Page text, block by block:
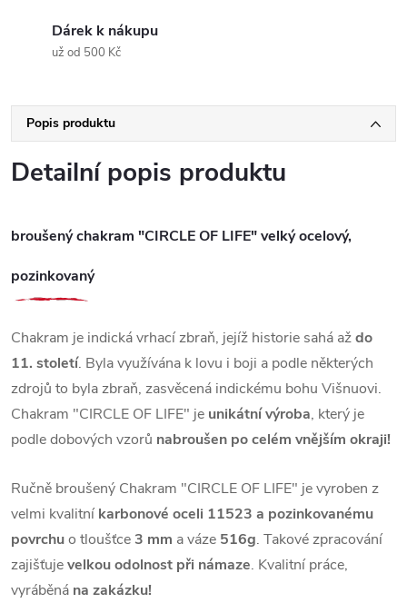
Dárek k nákupu
už od 500 Kč
Popis produktu
Detailní popis produktu
broušený chakram "CIRCLE OF LIFE" velký ocelový,
pozinkovaný
Chakram je indická vrhací zbraň, jejíž historie sahá aždo
11. století. Byla využívána k lovu i boji a podle některých
zdrojů to byla zbraň, zasvěcená indickému bohu Višnuovi.
Chakram "CIRCLE OF LIFE" je unikátní výroba, který je
podle dobových vzorů nabroušen po celém vnějším okraji!
Ručně broušený Chakram "CIRCLE OF LIFE" je vyroben z
velmi kvalitní karbonové oceli 11523 a pozinkovanému
povrchuo tloušťce3 mm a váze 516g. Takové zpracování
zajišťujevelkou odolnost při námaze. Kvalitní práce,
vyráběná na zakázku!